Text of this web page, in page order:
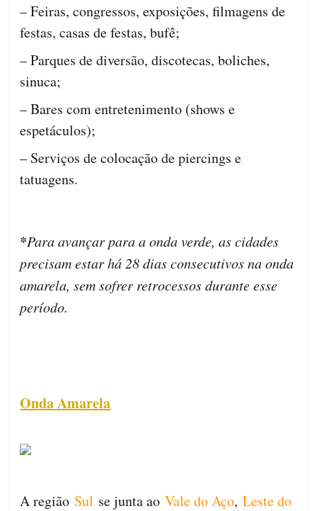
– Feiras, congressos, exposições, filmagens de
festas, casas de festas, bufê;
– Parques de diversão, discotecas, boliches,
sinuca;
– Bares com entretenimento (shows e
espetáculos);
– Serviços de colocação de piercings e
tatuagens.
*Para avançar para a onda verde, as cidades
precisam estar há 28 dias consecutivos na onda
amarela, sem sofrer retrocessos durante esse
período.
Onda Amarela
A região Sul se junta aoVale do Aço,Leste do